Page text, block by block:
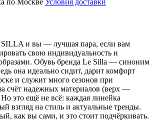
и вы — лучшая пара, если вам
свою индивидуальность и
Обувь бренда Le Silla — синоним
она идеально сидит, дарит комфорт
и служит много сезонов при
счёт надежных материалов (верх —
это ещё не всё: каждая линейка
взгляд на стиль и актуальные тренды.
как вы сами, и это стоит подчёркивать.